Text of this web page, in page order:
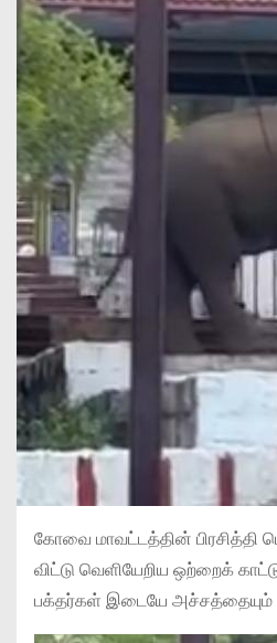
கோவை மாவட்டத்தின் பிரசித்தி
விட்டு வெளியேறிய ஒற்றைக்
பக்தர்கள் இடையே அச்சத்தையும்